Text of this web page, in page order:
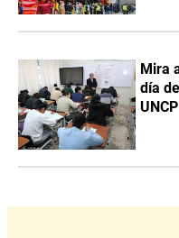
Mira
día
UNCP